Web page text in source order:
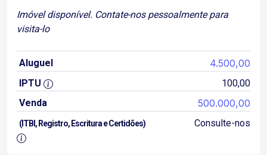
Imóvel disponível. Contate-nos pessoalmente para
visita-lo
Aluguel 4.500,00
IPTU
100,00
Venda
500.000,00
(ITBI, Registro, Escritura e Certidões) Consulte-nos